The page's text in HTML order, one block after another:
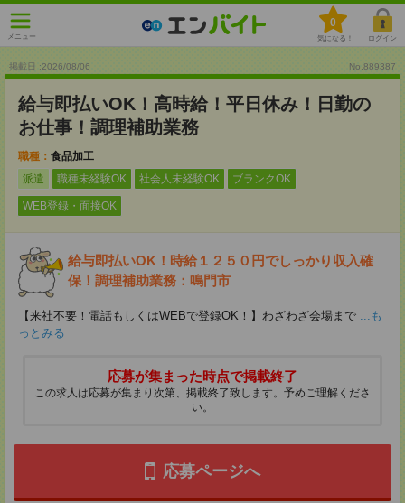
メニュー
0
気になる！ ログイン
掲載日 :2026/08/06 No.889387
給与即払いOK！高時給！平日休み！日勤の
お仕事！調理補助業務
職種： 食品加工
派遣
職種未経験OK 社会人未経験OK ブランクOK
WEB登録・面接OK
給与即払いOK！時給１２５０円でしっかり収入確
保！調理補助業務：鳴門市
【来社不要！電話もしくはWEBで登録OK！】わざわざ会場まで ...も
っとみる
応募が集まった時点で掲載終了
この求人は応募が集まり次第、掲載終了致します。予めご理解くださ
い。
応募ページへ